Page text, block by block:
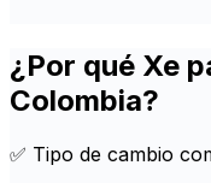
¿Por qué Xe
Colombia?
✅ Tipo de cambio